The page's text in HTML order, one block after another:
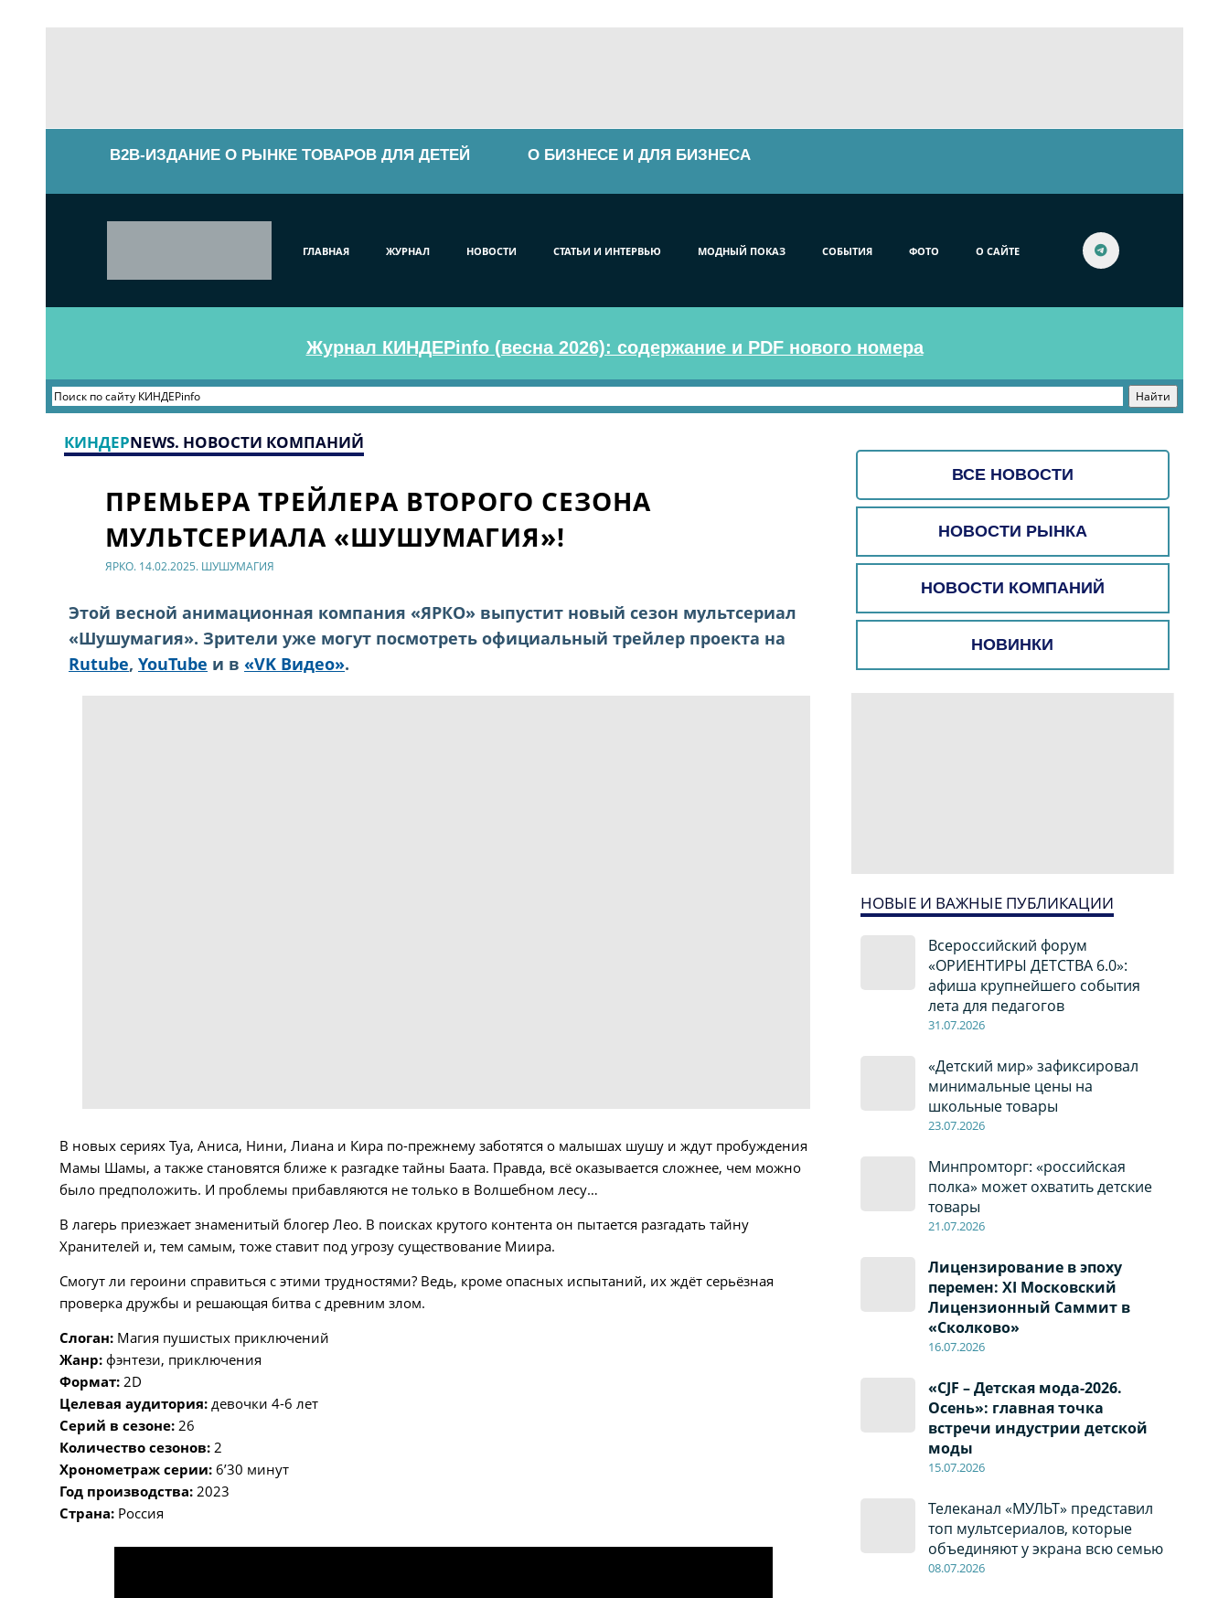
B2B-ИЗДАНИЕ О РЫНКЕ ТОВАРОВ ДЛЯ ДЕТЕЙ О БИЗНЕСЕ И ДЛЯ БИЗНЕСА
ГЛАВНАЯ ЖУРНАЛ НОВОСТИ СТАТЬИ И ИНТЕРВЬЮ МОДНЫЙ ПОКАЗ СОБЫТИЯ ФОТО О САЙТЕ
Журнал КИНДЕРinfo (весна 2026): содержание и PDF нового номера
ВСЕ НОВОСТИ
НОВОСТИ РЫНКА
НОВОСТИ КОМПАНИЙ
НОВИНКИ
НОВЫЕ И ВАЖНЫЕ ПУБЛИКАЦИИ
Всероссийский форум
«ОРИЕНТИРЫ ДЕТСТВА 6.0»:
афиша крупнейшего события
лета для педагогов
31.07.2026
«Детский мир» зафиксировал
минимальные цены на
школьные товары
23.07.2026
Минпромторг: «российская
полка» может охватить детские
товары
21.07.2026
Лицензирование в эпоху
перемен: XI Московский
Лицензионный Саммит в
«Сколково»
16.07.2026
«CJF – Детская мода-2026.
Осень»: главная точка
встречи индустрии детской
моды
15.07.2026
Телеканал «МУЛЬТ» представил
топ мультсериалов, которые
объединяют у экрана всю семью
08.07.2026
КИНДЕРNEWS. НОВОСТИ КОМПАНИЙ
ПРЕМЬЕРА ТРЕЙЛЕРА ВТОРОГО СЕЗОНА
МУЛЬТСЕРИАЛА «ШУШУМАГИЯ»!
ЯРКО. 14.02.2025. ШУШУМАГИЯ
Этой весной анимационная компания «ЯРКО» выпустит новый сезон мультсериал
«Шушумагия». Зрители уже могут посмотреть официальный трейлер проекта на
Rutube,YouTube и в «VK Видео».
В новых сериях Туа, Аниса, Нини, Лиана и Кира по-прежнему заботятся о малышах шушу и ждут пробуждения
Мамы Шамы, а также становятся ближе к разгадке тайны Баата. Правда, всё оказывается сложнее, чем можно
было предположить. И проблемы прибавляются не только в Волшебном лесу…
В лагерь приезжает знаменитый блогер Лео. В поисках крутого контента он пытается разгадать тайну
Хранителей и, тем самым, тоже ставит под угрозу существование Миира.
Смогут ли героини справиться с этими трудностями? Ведь, кроме опасных испытаний, их ждёт серьёзная
проверка дружбы и решающая битва с древним злом.
Слоган: Магия пушистых приключений
Жанр: фэнтези, приключения
Формат: 2D
Целевая аудитория: девочки 4-6 лет
Серий в сезоне: 26
Количество сезонов: 2
Хронометраж серии:6’30 минут
Год производства: 2023
Страна: Россия